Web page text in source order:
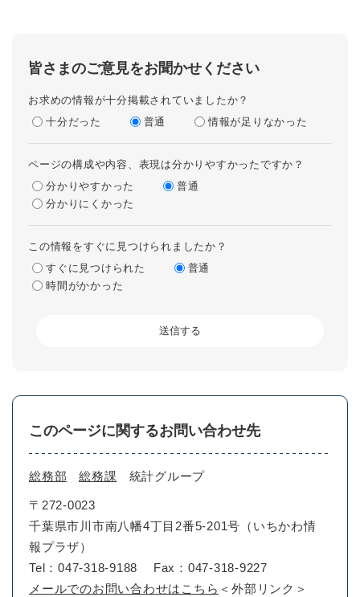
皆さまのご意見をお聞かせください
お求めの情報が十分掲載されていましたか？
十分だった
普通 情報が足りなかった
ページの構成や内容、表現は分かりやすかったですか？
分かりやすかった
普通
分かりにくかった
この情報をすぐに見つけられましたか？
すぐに見つけられた
普通
時間がかかった
このページに関するお問い合わせ先
総務部 総務課 統計グループ
〒272-0023
千葉県市川市南八幡4丁目2番5-201号（いちかわ情
報プラザ）
Tel：047-318-9188
Fax：047-318-9227
メールでのお問い合わせはこちら ＜外部リンク＞